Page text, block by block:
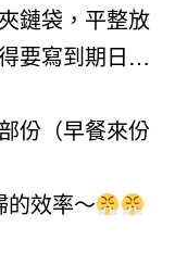
鏈袋，平整放
要寫到期日…
份（早餐來份
的效率～